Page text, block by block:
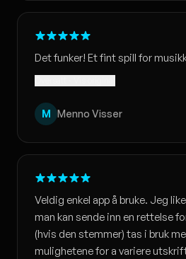
Det funker! Et fint spill for
M Menno Visser
Veldig enkel app å bruke. Jeg
man kan sende inn en rettelse
(hvis den stemmer) tas i bruk
mulighetene for a variere